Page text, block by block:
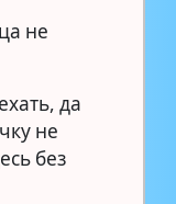
не
да
не
без